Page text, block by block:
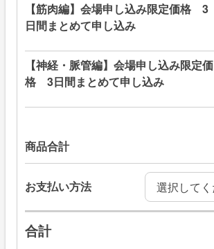
【筋肉編】会場申し込み限定価格 3
日間まとめて申し込み
【神経・脈管編】会場申し込み限定価
格 3日間まとめて申し込み
商品合計
お支払い方法
合計